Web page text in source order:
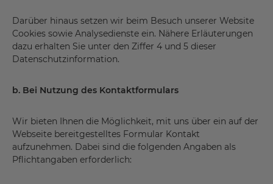
Darüber hinaus setzen wir beim Besuch unserer Website
Cookies sowie Analysedienste ein. Nähere Erläuterungen
dazu erhalten Sie unter den Ziffer 4 und 5 dieser
Datenschutzinformation.
b. Bei Nutzung des Kontaktformulars
Wir bieten Ihnen die Möglichkeit, mit uns über ein auf der
Webseite bereitgestelltes Formular Kontakt
aufzunehmen. Dabei sind die folgenden Angaben als
Pflichtangaben erforderlich: